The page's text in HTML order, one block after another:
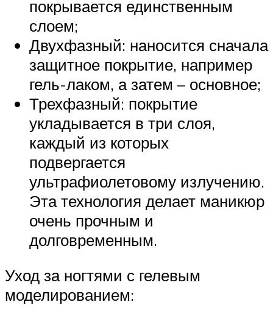
покрывается единственным
слоем;
Двухфазный: наносится сначала
защитное покрытие, например
гель-лаком, а затем – основное;
Трехфазный: покрытие
укладывается в три слоя,
каждый из которых
подвергается
ультрафиолетовому излучению.
Эта технология делает маникюр
очень прочным и
долговременным.
Уход за ногтями с гелевым
моделированием: